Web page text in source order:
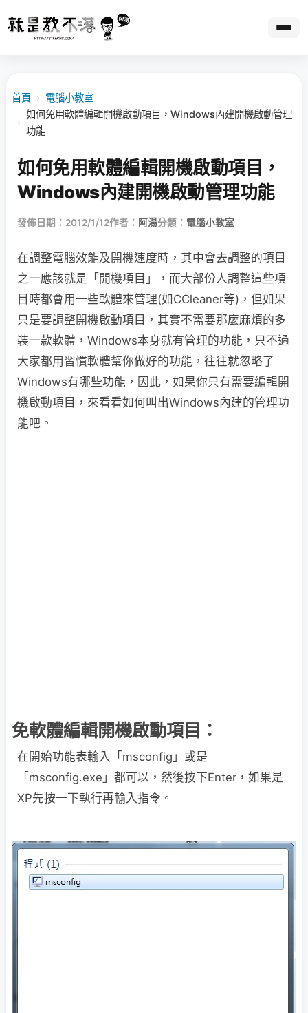
首頁 › 電腦小教室
›
如何免用軟體編輯開機啟動項目，Windows內建開機啟動管理
功能
如何免用軟體編輯開機啟動項目，
Windows內建開機啟動管理功能
發佈日期：2012/1/12作者： 阿湯分類： 電腦小教室
在調整電腦效能及開機速度時，其中會去調整的項目
之一應該就是「開機項目」，而大部份人調整這些項
目時都會用一些軟體來管理(如CCleaner等)，但如果
只是要調整開機啟動項目，其實不需要那麼麻煩的多
裝一款軟體，Windows本身就有管理的功能，只不過
大家都用習慣軟體幫你做好的功能，往往就忽略了
Windows有哪些功能，因此，如果你只有需要編輯開
機啟動項目，來看看如何叫出Windows內建的管理功
能吧。
免軟體編輯開機啟動項目：
在開始功能表輸入「msconfig」或是
「msconfig.exe」都可以，然後按下Enter，如果是
XP先按一下執行再輸入指令。